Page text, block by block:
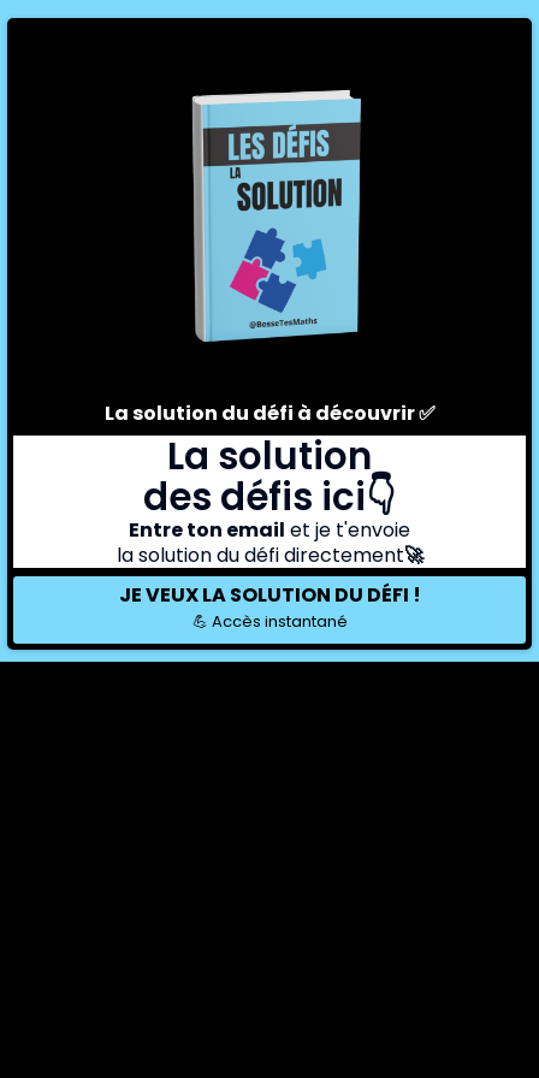
La solution du défi à découvrir ✅
La solution
des défis ici👇
Entre ton email et je t'envoie
la solution du défi directement🚀
JE VEUX LA SOLUTION DU DÉFI !
💪 Accès instantané